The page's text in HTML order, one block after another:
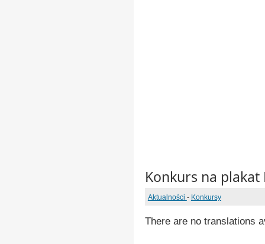
Konkurs na plakat
Aktualności - Konkursy
There are no translations